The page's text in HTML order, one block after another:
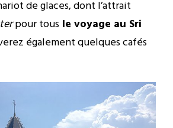
de glaces, dont l’attrait
pour tous le voyage au Sri
également quelques cafés